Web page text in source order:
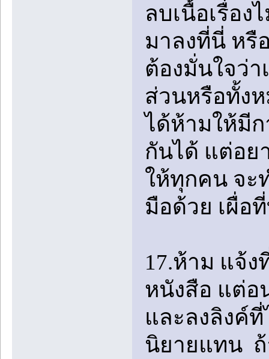
ลบเนื้อเรื่อ
มาลงที่นี่ หรื
ต้องมั่นใจว่า
ส่วนหรือทั้งห
ได้ห้ามให้มีก
กันได้ แต่อย
ให้ทุกคน จะ
มือด้วย เผื่อ
17.ห้าม แจ้
หนังสือ แต่อ
และลงลิงค์
นิยายแทน ถ้